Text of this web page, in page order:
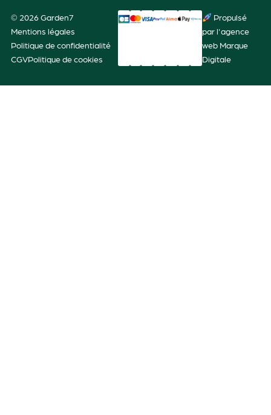
© 2026 Garden7
Mentions légales
Politique de confidentialité
CGVPolitique de cookies
Propulsé
par l'agence
web Marque
Digitale